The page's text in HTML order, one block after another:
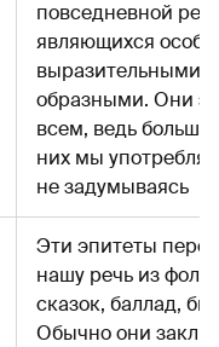
повседневной
являющихся особо
выразительными и
образными. Они
всем, ведь
них мы
не задумываясь
Эти эпитеты
нашу речь из
сказок, баллад,
Обычно они